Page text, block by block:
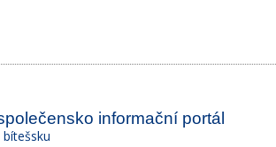
informační portál